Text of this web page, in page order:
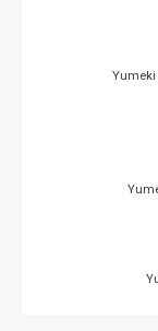
Yumeki